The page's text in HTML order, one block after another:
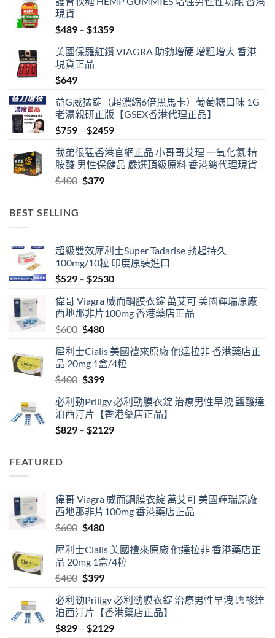
現貨
$489 – $1359Price
$489
美國保羅紅鑽 VIAGRA 助勃增硬 增粗增大 香港
現貨正品
$649
益G威猛錠（超濃縮6倍黑馬卡）葡萄糖口味 1G
老濕親研正版【GSEX香港代理正品】
$759 – $2459Price
$759
through
我弟很猛香港官網正品 小哥哥艾理 一氧化氮 精
胺酸 男性保健品 嚴選頂級原料 香港總代理現貨
$400 Original
$379Current
BEST SELLING
超級雙效犀利士Super Tadarise 勃起持久
100mg/10粒 印度原裝進口
$529 – $2530Price
$529
through
偉哥 Viagra 威而鋼膜衣錠 萬艾可 美國輝瑞原廠
西地那非片100mg 香港藥店正品
$600 Original
was:
$600.
$480Current
is:
$480.
犀利士Cialis 美國禮來原廠 他達拉非 香港藥店正
品 20mg 1盒/4粒
$400 Original
was:
$400.
$399Current
is:
$399.
必利勁Priligy 必利勁膜衣錠 治療男性早洩 鹽酸達
泊西汀片【香港藥店正品】
$829 – $2129Price
FEATURED
偉哥 Viagra 威而鋼膜衣錠 萬艾可 美國輝瑞原廠
西地那非片100mg 香港藥店正品
$600 Original
was:
$600.
$480Current
is:
$480.
犀利士Cialis 美國禮來原廠 他達拉非 香港藥店正
品 20mg 1盒/4粒
$400 Original
was:
$400.
$399Current
is:
$399.
必利勁Priligy 必利勁膜衣錠 治療男性早洩 鹽酸達
泊西汀片【香港藥店正品】
$829 – $2129Price